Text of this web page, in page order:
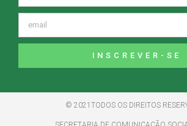
INSCREVER-SE
© 2021TODOS OS DIREITOS